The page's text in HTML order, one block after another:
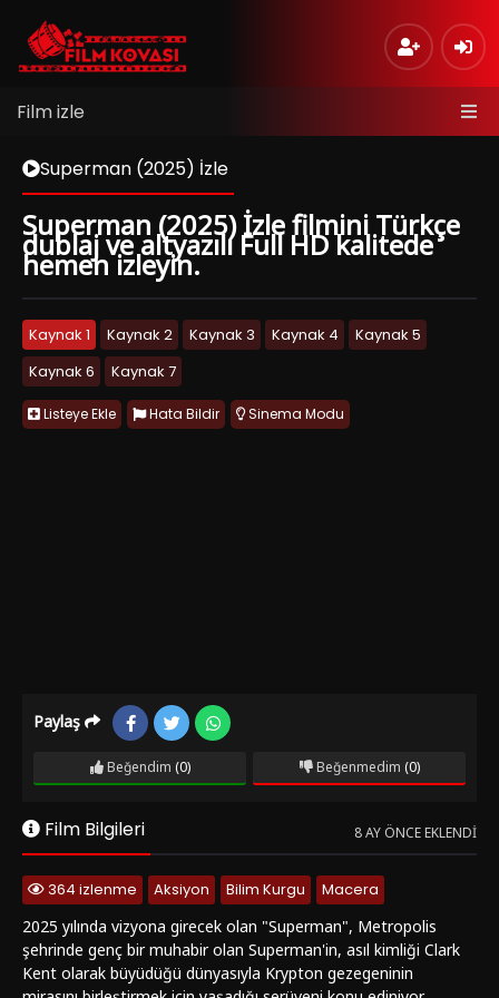
Film izle
Superman (2025) İzle
Superman (2025) İzle filmini Türkçe
dublaj ve altyazılı Full HD kalitede
hemen izleyin.
Kaynak 1 Kaynak 2 Kaynak 3 Kaynak 4
Kaynak 5
Kaynak 6
Kaynak 7
Listeye Ekle Hata Bildir Sinema Modu
Paylaş
Beğendim (0) Beğenmedim (0)
Film Bilgileri 8 AY ÖNCE EKLENDI
364 izlenme Aksiyon Bilim Kurgu
Macera
2025 yılında vizyona girecek olan "Superman", Metropolis
şehrinde genç bir muhabir olan Superman'in, asıl kimliği Clark
Kent olarak büyüdüğü dünyasıyla Krypton gezegeninin